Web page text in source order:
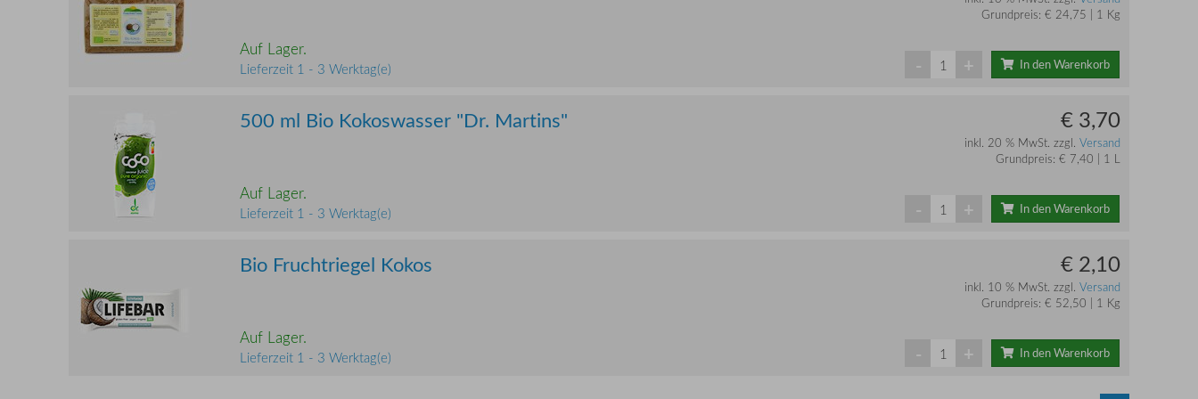
Grundpreis: € 24,75 | 1 Kg
Auf Lager.
Lieferzeit 1 - 3 Werktag(e) In den Warenkorb
- +
500 ml Bio Kokoswasser "Dr. Martins" € 3,70
inkl. 20 % MwSt. zzgl. Versand
Grundpreis: € 7,40 | 1 L
Auf Lager.
Lieferzeit 1 - 3 Werktag(e) In den Warenkorb
- +
Bio Fruchtriegel Kokos € 2,10
inkl. 10 % MwSt. zzgl. Versand
Grundpreis: € 52,50 | 1 Kg
Auf Lager.
Lieferzeit 1 - 3 Werktag(e) In den Warenkorb
- +